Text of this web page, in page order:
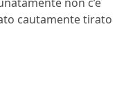
non c’è
cautamente tirato